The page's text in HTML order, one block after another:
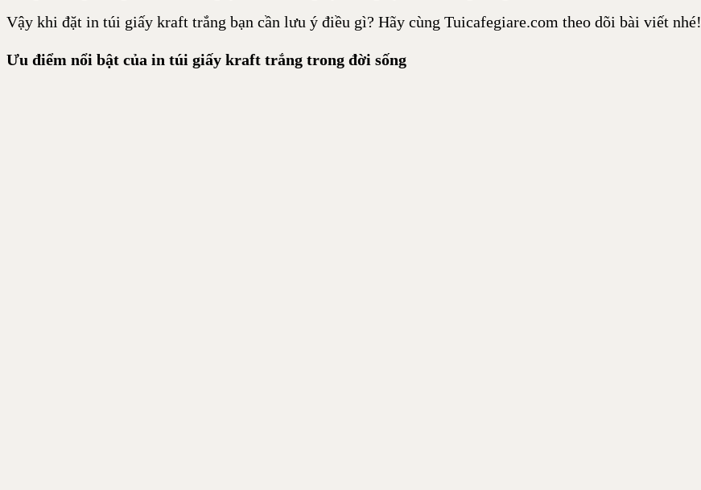
Vậy khi đặt in túi giấy kraft trắng bạn cần lưu ý điều gì? Hãy cùng Tuicafegiare.com theo dõi bài viết nhé!
Ưu điểm nổi bật của in túi giấy kraft trắng trong đời sống